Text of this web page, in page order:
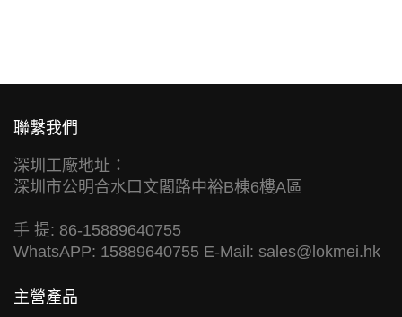
聯繫我們
深圳工廠地址：
深圳市公明合水口文閣路中裕B棟6樓A區
手 提: 86-15889640755
WhatsAPP: 15889640755 E-Mail: sales@lokmei.hk
主營產品